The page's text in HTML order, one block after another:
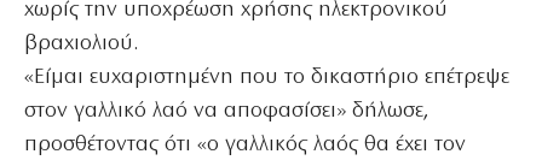
χωρίς την υποχρέωση χρήσης ηλεκτρονικού
βραχιολιού.
«Είμαι ευχαριστημένη που το δικαστήριο επέτρεψε
στον γαλλικό λαό να αποφασίσει» δήλωσε,
προσθέτοντας ότι «ο γαλλικός λαός θα έχει τον